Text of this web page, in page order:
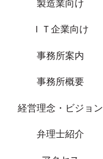
製造業向け
ＩＴ企業向け
事務所案内
事務所概要
経営理念・ビジョン
弁理士紹介